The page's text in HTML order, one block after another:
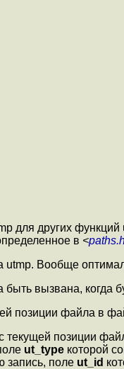
для других функций
в <
utmp. Вообще
вызвана, когда
позиции файла в
текущей позиции
ut_type которой
запись, поле ut_id